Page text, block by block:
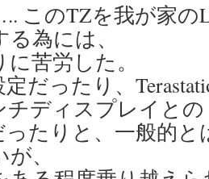
このTZを我が家の
為には、
苦労した。
だったり、
チディスプレイとの
ったりと、一般的
、